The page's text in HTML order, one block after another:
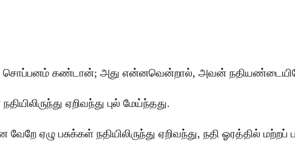
சொப்பனம் கண்டான்; அது என்னவென்றால், அவன்
ஏறிவந்து புல் மேய்ந்தது.
ஏழு பசுக்கள் நதியிலிருந்து ஏறிவந்து, நதி ஓரத்தில் மற்றப்